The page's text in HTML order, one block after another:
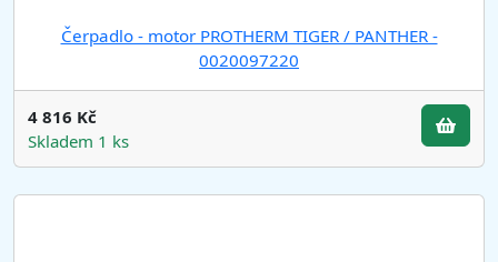
Čerpadlo - motor PROTHERM TIGER / PANTHER -
0020097220
4 816 Kč
Skladem 1 ks